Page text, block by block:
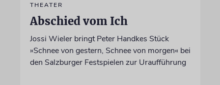
THEATER
Abschied vom Ich
Jossi Wieler bringt Peter Handkes Stück
»Schnee von gestern, Schnee von morgen« bei
den Salzburger Festspielen zur Uraufführung